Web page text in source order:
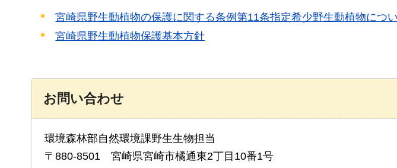
宮崎県野生動植物の保護に関する条例第11条指定希少野生動植物につ
宮崎県野生動植物保護基本方針
お問い合わせ
環境森林部自然環境課野生生物担当
〒880-8501 宮崎県宮崎市橘通東2丁目10番1号